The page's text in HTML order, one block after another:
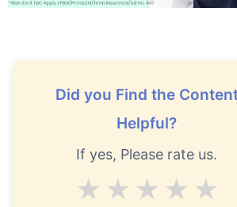
Did you Find the
Helpful?
If yes, Please rate us.
Good
Average